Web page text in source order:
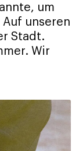
um
unseren
Stadt.
Wir